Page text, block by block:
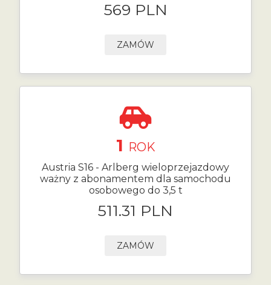
569 PLN
ZAMÓW
1 ROK
Austria S16 - Arlberg wieloprzejazdowy
ważny z abonamentem dla samochodu
osobowego do 3,5 t
511.31 PLN
ZAMÓW